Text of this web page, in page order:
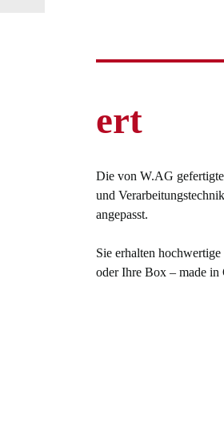
ert
Die von W.AG
und
angepasst.
Sie erhalten
oder Ihre Box – made in